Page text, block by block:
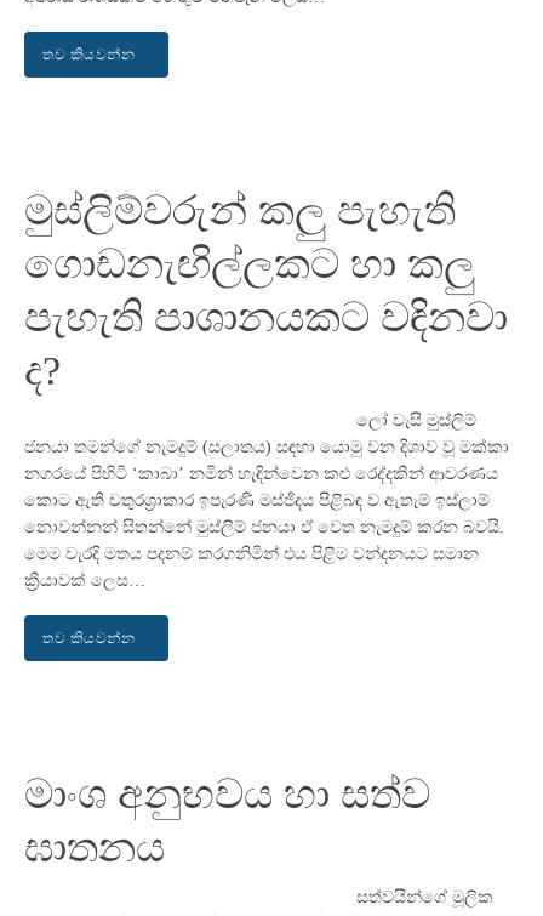
තව කියවන්න
මුස්ලිම්වරුන් කලු පැහැති
ගොඩනැඟිල්ලකට හා කලු
පැහැති පාශානයකට වඳිනවා
ද?
ලෝ වැසි මුස්ලිම්
ජනයා තමන්ගේ නැමදුම් (සලාතය) සඳහා යොමු වන දිශාව වූ මක්කා
නගරයේ පිහිටි ‘කාබා’ නමින් හැඳින්වෙන කළු රෙද්දකින් ආවරණය
කොට ඇති චතුරශ්‍රාකාර ඉපැරණි මස්ජිදය පිළිබඳ ව ඇතැම් ඉස්ලාම්
නොවන්නන් සිතන්නේ මුස්ලිම් ජනයා ඒ වෙත නැමදුම් කරන බවයි.
මෙම වැරදි මතය පදනම් කරගනිමින් එය පිළිම වන්දනයට සමාන
ක්‍රියාවක් ලෙස…
තව කියවන්න
මාංශ අනුභවය හා සත්ව
ඝාතනය
සත්වයින්ගේ මූලික